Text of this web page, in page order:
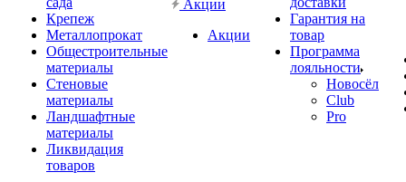
Крепеж
Металлопрокат
Общестроительные
материалы
Стеновые
материалы
Ландшафтные
материалы
Ликвидация
товаров
Акции
Акции
Гарантия на
товар
Программа
лояльности
Новосёл
Club
Pro